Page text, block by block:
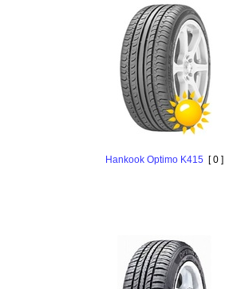
Hankоok Optimo K415 [ 0 ]